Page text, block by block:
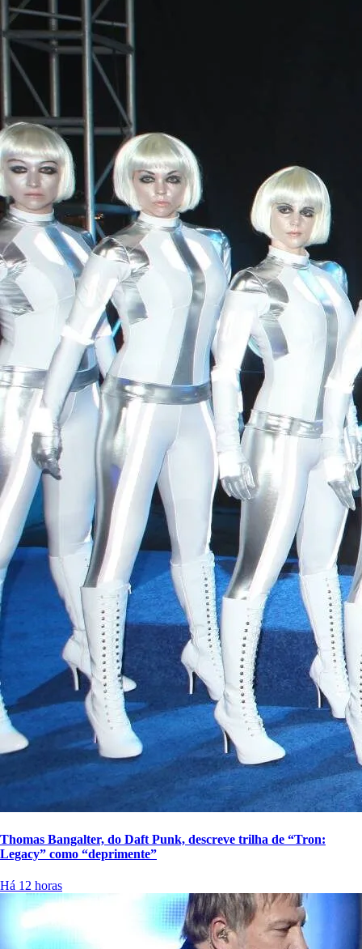
Thomas Bangalter, do Daft Punk, descreve trilha de “Tron:
Legacy” como “deprimente”
Há 12 horas